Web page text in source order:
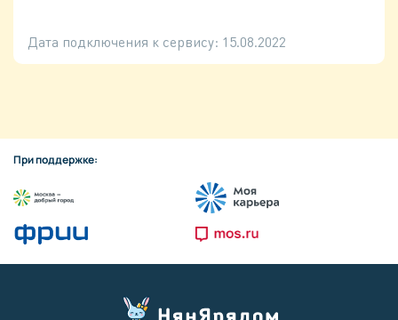
Дата подключения к сервису: 15.08.2022
При поддержке: